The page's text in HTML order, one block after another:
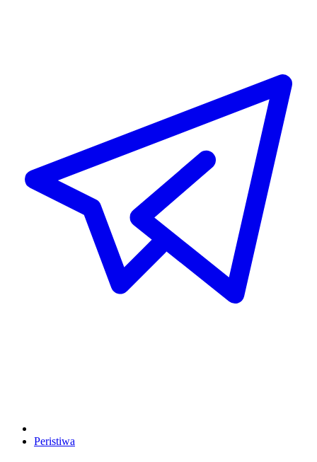
Peristiwa